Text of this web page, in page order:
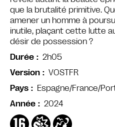
que la brutalité primitive.
amener un homme à
inutile, plaçant cette lutte
désir de possession ?
Durée
2h05
Version
VOSTFR
Pays
Espagne/France/
Année
2024